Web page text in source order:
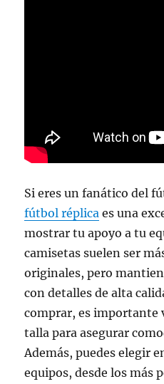
Si eres un fanático del
fútbol réplica es una
mostrar tu apoyo a tu
camisetas suelen ser
originales, pero
con detalles de alta
comprar, es importante
talla para asegurar
Además, puedes elegir
equipos, desde los más